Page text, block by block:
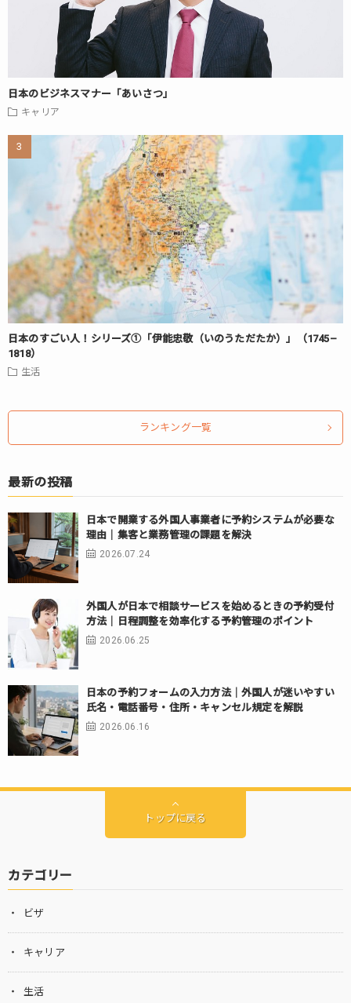
日本のビジネスマナー「あいさつ」
キャリア
日本のすごい人！シリーズ①「伊能忠敬（いのうただたか）」（1745–
1818）
生活
ランキング一覧
最新の投稿
日本で開業する外国人事業者に予約システムが必要な
理由｜集客と業務管理の課題を解決
2026.07.24
外国人が日本で相談サービスを始めるときの予約受付
方法｜日程調整を効率化する予約管理のポイント
2026.06.25
日本の予約フォームの入力方法｜外国人が迷いやすい
氏名・電話番号・住所・キャンセル規定を解説
2026.06.16
トップに戻る
カテゴリー
ビザ
キャリア
生活